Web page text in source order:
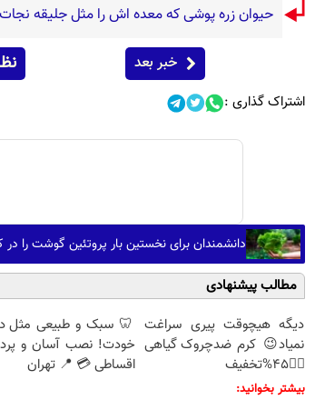
حیوان زره پوشی که معده اش را مثل جلیقه
خبر بعد
اشتراک گذاری :
دانشمندان برای نخستین بار پروتئین گوشت را در
مطالب پیشنهادی
دیگه هیچوقت پیری سراغت
نمیاد😉 کرم ضدچروک گیاهی
👈🏻45%تخفیف
🦷 سبک و طبیعی مثل
خودت! نصب آسان و
اقساطی 💳 📍 تهران
بیشتر بخوانید: